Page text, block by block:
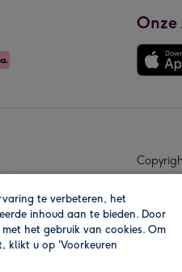
Onze
te verbeteren, het
inhoud aan te bieden. Door
het gebruik van cookies. Om
klikt u op 'Voorkeuren